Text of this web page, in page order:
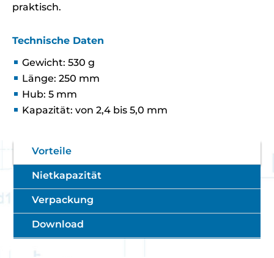
praktisch.
Technische Daten
Gewicht: 530 g
Länge: 250 mm
Hub: 5 mm
Kapazität: von 2,4 bis 5,0 mm
Vorteile
Nietkapazität
Verpackung
Download